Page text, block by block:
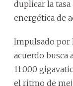
duplicar la
energética de
Impulsado por
acuerdo busca
11.000
el ritmo de